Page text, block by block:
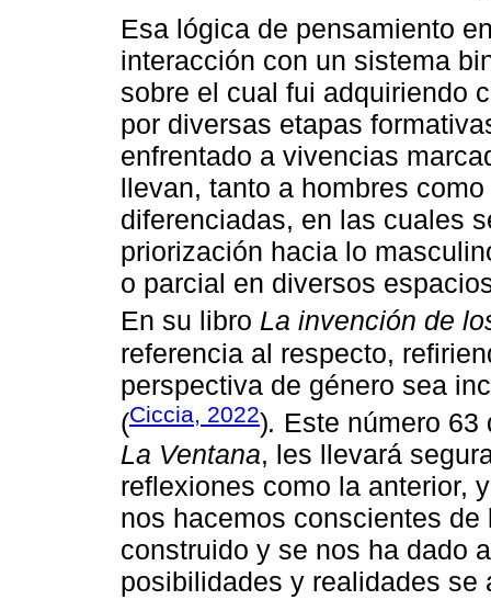
Esa lógica de pensamiento
interacción con un sistema
sobre el cual fui adquiriendo
por diversas etapas
enfrentado a vivencias
llevan, tanto a hombres
diferenciadas, en las cuales
priorización hacia lo
o parcial en diversos
En su libro La invención de
referencia al respecto,
perspectiva de género sea
(Ciccia, 2022). Este número
La Ventana, les llevará
reflexiones como la anterior,
nos hacemos conscientes
construido y se nos ha dado
posibilidades y realidades se